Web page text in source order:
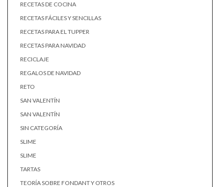
RECETAS DE COCINA
RECETAS FÁCILES Y SENCILLAS
RECETAS PARA EL TUPPER
RECETAS PARA NAVIDAD
RECICLAJE
REGALOS DE NAVIDAD
RETO
SAN VALENTÍN
SAN VALENTÍN
SIN CATEGORÍA
SLIME
SLIME
TARTAS
TEORÍA SOBRE FONDANT Y OTROS